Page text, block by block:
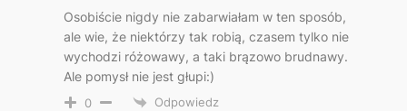
Osobiście nigdy nie zabarwiałam w ten sposób,
ale wie, że niektórzy tak robią, czasem tylko nie
wychodzi różowawy, a taki brązowo brudnawy.
Ale pomysł nie jest głupi:)
0 Odpowiedz